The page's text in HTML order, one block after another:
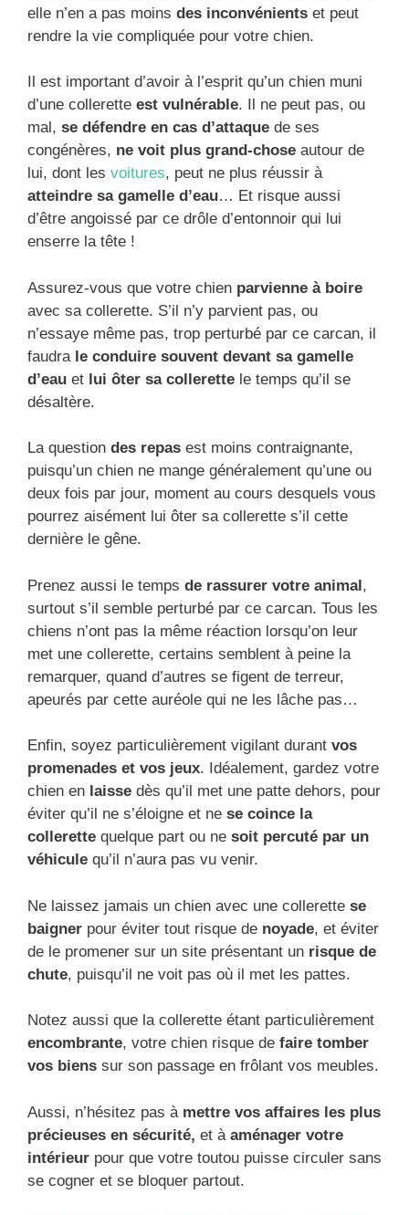
elle n’en a pas moins des inconvénients et peut
rendre la vie compliquée pour votre chien.
Il est important d’avoir à l’esprit qu’un chien muni
d’une collerette est vulnérable. Il ne peut pas, ou
mal, se défendre en cas d’attaque de ses
congénères, ne voit plus grand-chose autour de
lui, dont les voitures, peut ne plus réussir à
atteindre sa gamelle d’eau… Et risque aussi
d’être angoissé par ce drôle d’entonnoir qui lui
enserre la tête !
Assurez-vous que votre chien parvienne à boire
avec sa collerette. S’il n’y parvient pas, ou
n’essaye même pas, trop perturbé par ce carcan, il
faudra le conduire souvent devant sa gamelle
d’eau et lui ôter sa collerette le temps qu’il se
désaltère.
La question des repas est moins contraignante,
puisqu’un chien ne mange généralement qu’une ou
deux fois par jour, moment au cours desquels vous
pourrez aisément lui ôter sa collerette s’il cette
dernière le gêne.
Prenez aussi le temps de rassurer votre animal,
surtout s’il semble perturbé par ce carcan. Tous les
chiens n’ont pas la même réaction lorsqu’on leur
met une collerette, certains semblent à peine la
remarquer, quand d’autres se figent de terreur,
apeurés par cette auréole qui ne les lâche pas…
Enfin, soyez particulièrement vigilant durant vos
promenades et vos jeux. Idéalement, gardez votre
chien en laisse dès qu’il met une patte dehors, pour
éviter qu’il ne s’éloigne et ne se coince la
collerette quelque part ou ne soit percuté par un
véhicule qu’il n’aura pas vu venir.
Ne laissez jamais un chien avec une collerette se
baigner pour éviter tout risque de noyade, et éviter
de le promener sur un site présentant un risque de
chute, puisqu’il ne voit pas où il met les pattes.
Notez aussi que la collerette étant particulièrement
encombrante, votre chien risque de faire tomber
vos biens sur son passage en frôlant vos meubles.
Aussi, n’hésitez pas à mettre vos affaires les plus
précieuses en sécurité, et à aménager votre
intérieur pour que votre toutou puisse circuler sans
se cogner et se bloquer partout.